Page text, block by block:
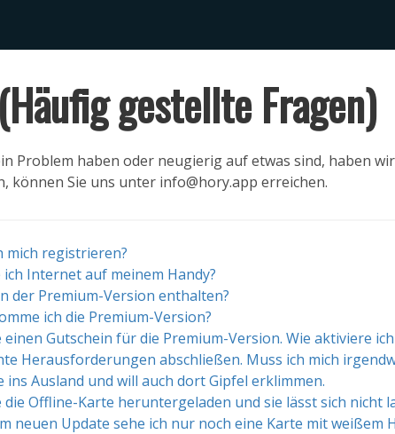
gestellte Fragen)
Problem haben oder neugierig auf etwas sind, haben
können Sie uns unter info@hory.app erreichen.
mich registrieren?
ich Internet auf meinem Handy?
der Premium-Version enthalten?
ich die Premium-Version?
einen Gutschein für die Premium-Version. Wie aktiviere
Herausforderungen abschließen. Muss ich mich
ins Ausland und will auch dort Gipfel erklimmen.
die Offline-Karte heruntergeladen und sie lässt sich nicht
neuen Update sehe ich nur noch eine Karte mit weißem